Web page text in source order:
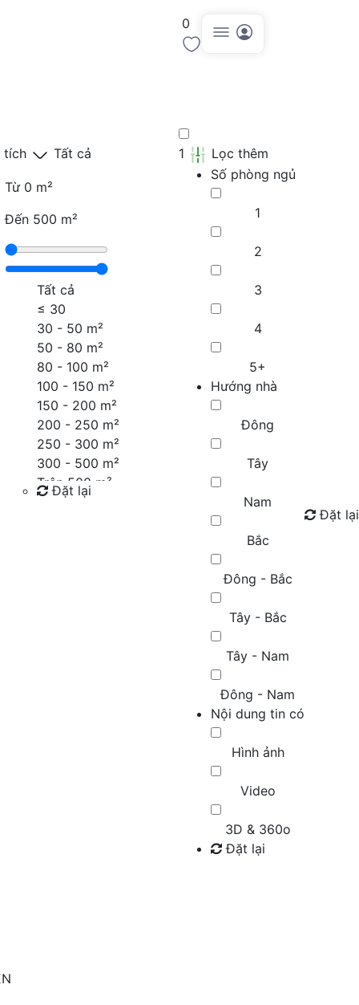
0
tích Tất cả
Từ 0 m²
Đến 500 m²
Tất cả
≤ 30
30 - 50 m²
50 - 80 m²
80 - 100 m²
100 - 150 m²
150 - 200 m²
200 - 250 m²
250 - 300 m²
300 - 500 m²
Trên 500 m²
Đặt lại
1
Lọc thêm
Số phòng ngủ
1
2
3
4
5+
Hướng nhà
Đông
Tây
Nam
Bắc
Đông - Bắc
Tây - Bắc
Tây - Nam
Đông - Nam
Nội dung tin có
Hình ảnh
Video
3D & 360o
Đặt lại
Đặt lại